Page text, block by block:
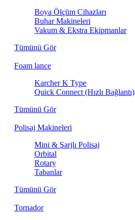
Boya Ölçüm Cihazları
Buhar Makineleri
Vakum & Ekstra Ekipmanlar
Tümünü Gör
Foam lance
Karcher K Type
Quick Connect (Hızlı Bağlantı)
Tümünü Gör
Polisaj Makineleri
Mini & Şarjlı Polisaj
Orbital
Rotary
Tabanlar
Tümünü Gör
Tornador